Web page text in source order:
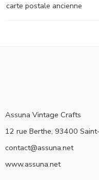
carte postale ancienne
Assuna Vintage Crafts
12 rue Berthe, 93400
contact@assuna.net
www.assuna.net